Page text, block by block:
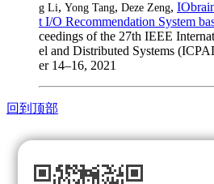
g Li, Yong Tang, Deze Zeng,
t I/O Recommendation System
ceedings of the 27th IEEE
el and Distributed Systems
er 14–16, 2021
回到顶部